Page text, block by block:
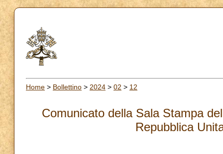
Home > Bollettino > 2024 > 02 > 12
Comunicato della Sala Stampa
Repubblica